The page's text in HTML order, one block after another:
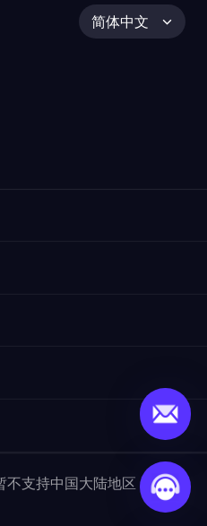
简体中文
不支持中国大陆地区，敬请